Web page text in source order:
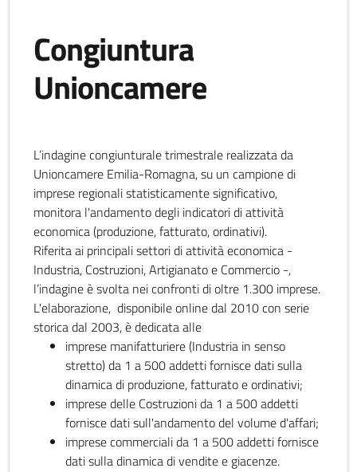
Congiuntura
Unioncamere
L’indagine congiunturale trimestrale realizzata da
Unioncamere Emilia-Romagna, su un campione di
imprese regionali statisticamente significativo,
monitora l'andamento degli indicatori di attività
economica (produzione, fatturato, ordinativi).
Riferita ai principali settori di attività economica -
Industria, Costruzioni, Artigianato e Commercio -,
l’indagine è svolta nei confronti di oltre 1.300 imprese.
L'elaborazione, disponibile online dal 2010 con serie
storica dal 2003, è dedicata alle
imprese manifatturiere (Industria in senso
stretto) da 1 a 500 addetti fornisce dati sulla
dinamica di produzione, fatturato e ordinativi;
imprese delle Costruzioni da 1 a 500 addetti
fornisce dati sull'andamento del volume d'affari;
imprese commerciali da 1 a 500 addetti fornisce
dati sulla dinamica di vendite e giacenze.